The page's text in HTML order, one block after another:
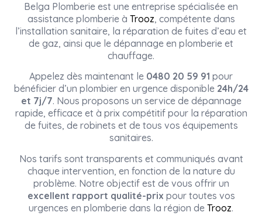
Belga Plomberie est une entreprise spécialisée en
assistance plomberie à Trooz, compétente dans
l’installation sanitaire, la réparation de fuites d’eau et
de gaz, ainsi que le dépannage en plomberie et
chauffage.
Appelez dès maintenant le 0480 20 59 91 pour
bénéficier d’un plombier en urgence disponible 24h/24
et 7j/7. Nous proposons un service de dépannage
rapide, efficace et à prix compétitif pour la réparation
de fuites, de robinets et de tous vos équipements
sanitaires.
Nos tarifs sont transparents et communiqués avant
chaque intervention, en fonction de la nature du
problème. Notre objectif est de vous offrir un
excellent rapport qualité-prix pour toutes vos
urgences en plomberie dans la région de Trooz.